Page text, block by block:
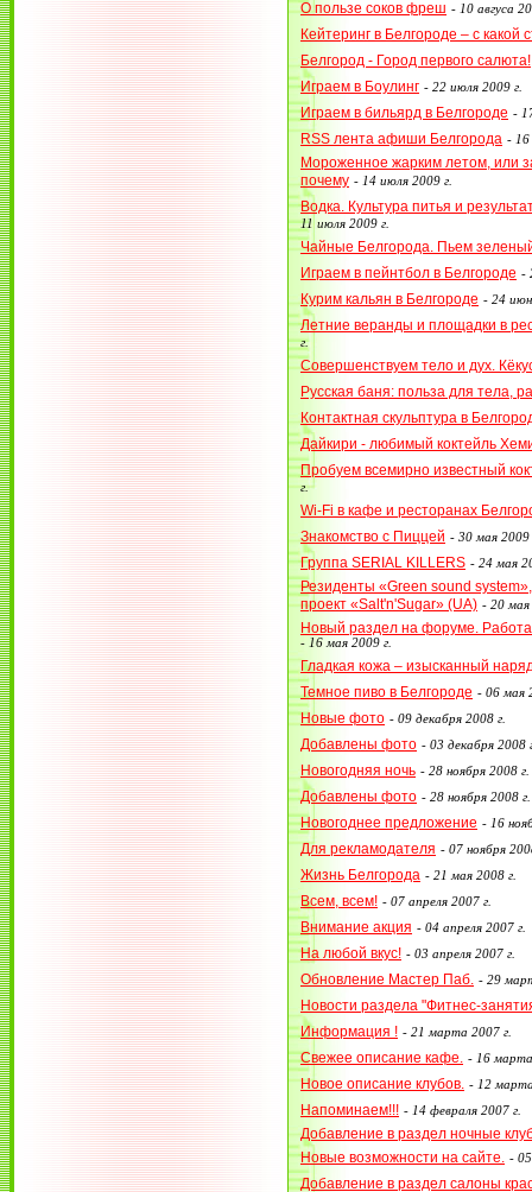
О пользе соков фреш - 10 авгуса
Кейтеринг в Белгороде – с какой
Белгород - Город первого салюта!
Играем в Боулинг - 22 июля 2009 г.
Играем в бильярд в Белгороде -
RSS лента афиши Белгорода -
Мороженное жарким летом, или
почему - 14 июля 2009 г.
Водка. Культура питья и
11 июля 2009 г.
Чайные Белгорода. Пьем
Играем в пейнтбол в Белгороде -
Курим кальян в Белгороде - 24
Летние веранды и площадки в
г.
Совершенствуем тело и дух.
Русская баня: польза для тела,
Контактная скульптура в
Дайкири - любимый коктейль
Пробуем всемирно известный
г.
Wi-Fi в кафе и ресторанах
Знакомство с Пиццей - 30 мая 2009
Группа SERIAL KILLERS - 24 мая
Резиденты «Green sound
проект «Salt'n'Sugar» (UA) - 20 мая
Новый раздел на форуме. Работа
- 16 мая 2009 г.
Гладкая кожа – изысканный
Темное пиво в Белгороде - 06 мая
Новые фото - 09 декабря 2008 г.
Добавлены фото - 03 декабря 2008
Новогодняя ночь - 28 ноября 2008 г.
Добавлены фото - 28 ноября 2008 г.
Новогоднее предложение - 16
Для рекламодателя - 07 ноября
Жизнь Белгорода - 21 мая 2008 г.
Всем, всем! - 07 апреля 2007 г.
Внимание акция - 04 апреля 2007 г.
На любой вкус! - 03 апреля 2007 г.
Обновление Мастер Паб. - 29
Новости раздела "Фитнес-
Информация ! - 21 марта 2007 г.
Свежее описание кафе. - 16
Новое описание клубов. - 12
Напоминаем!!! - 14 февраля 2007 г.
Добавление в раздел ночные
Новые возможности на сайте.
-
Добавление в раздел салоны